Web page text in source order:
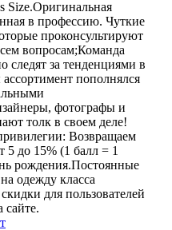
Size.Оригинальная
в профессию. Чуткие
проконсультируют
вопросам;Команда
следят за тенденциями в
пополнялся
фотографы и
толк в своем деле!
Возвращаем
до 15% (1 балл = 1
рождения.Постоянные
одежду класса
для пользователей
сайте.